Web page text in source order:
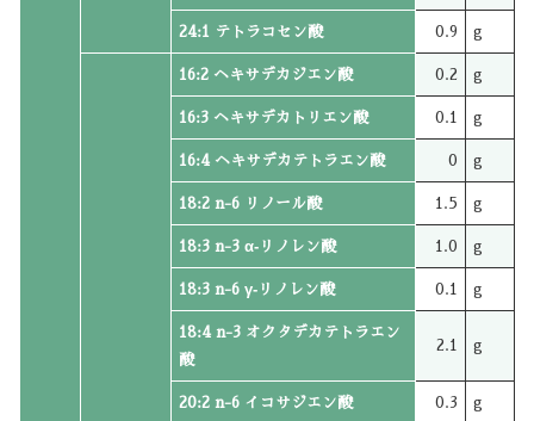
24:1 テトラコセン酸 0.9 g
16:2 ヘキサデカジエン酸 0.2 g
16:3 ヘキサデカトリエン酸 0.1 g
16:4 ヘキサデカテトラエン酸 0 g
18:2 n-6 リノール酸 1.5 g
18:3 n-3 α‐リノレン酸 1.0 g
18:3 n-6 γ‐リノレン酸 0.1 g
18:4 n-3 オクタデカテトラエン
酸
2.1 g
20:2 n-6 イコサジエン酸 0.3 g